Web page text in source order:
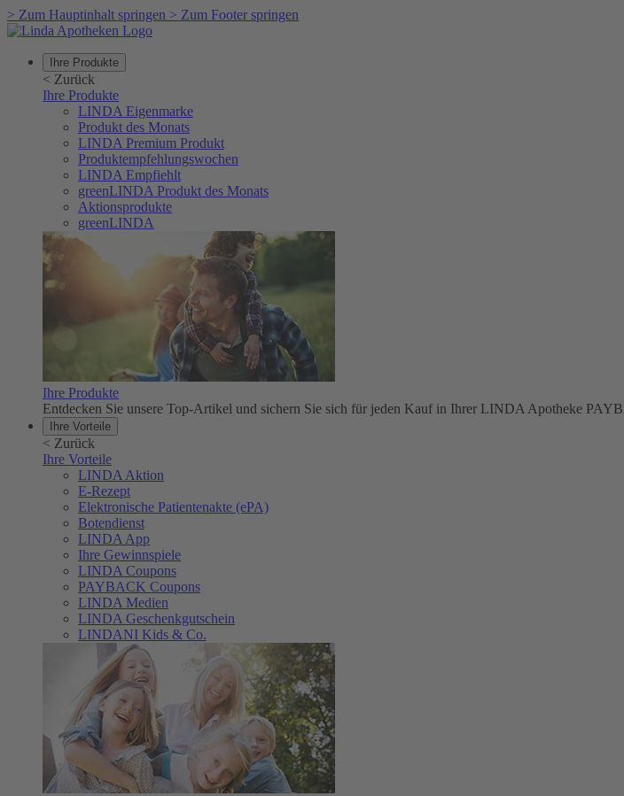
> Zum Hauptinhalt springen > Zum Footer springen
Ihre Produkte
< Zurück
Ihre Produkte
LINDA Eigenmarke
Produkt des Monats
LINDA Premium Produkt
Produktempfehlungswochen
LINDA Empfiehlt
greenLINDA Produkt des Monats
Aktionsprodukte
greenLINDA
Ihre Produkte
Entdecken Sie unsere Top-Artikel und sichern Sie sich für jeden Kauf in Ihrer LINDA Apotheke
Ihre Vorteile
< Zurück
Ihre Vorteile
LINDA Aktion
E-Rezept
Elektronische Patientenakte (ePA)
Botendienst
LINDA App
Ihre Gewinnspiele
LINDA Coupons
PAYBACK Coupons
LINDA Medien
LINDA Geschenkgutschein
LINDANI Kids & Co.